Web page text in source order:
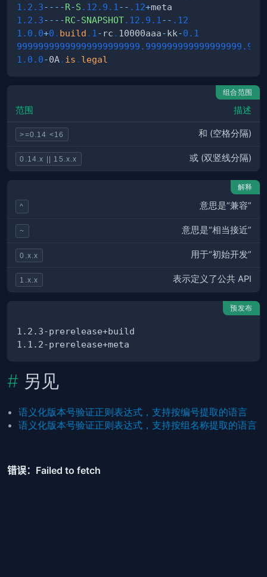
1.2 .3-- --R-S .12 .9 .1 -- .12+
1.2 .3-- --RC-SNAPSHOT.12 .9 .1 -- .12
1.0 .0+0 . build . 1 - rc . 10000aaa-kk-0.1
99999999999999999999999.999999999999999999
1.0 .0-0A. is . legal
组合范围
范围 描述
>=0.14 <16 和 (空格分隔)
0.14.x || 15.x.x 或 (双竖线分隔)
解释
^ 意思是“兼容”
~ 意思是“相当接近”
0.x.x 用于“初始开发”
1.x.x 表示定义了公共 API
预发布
另见
语义化版本号验证正则表达式，支持按编号提取的语言
语义化版本号验证正则表达式，支持按组名称提取的语言